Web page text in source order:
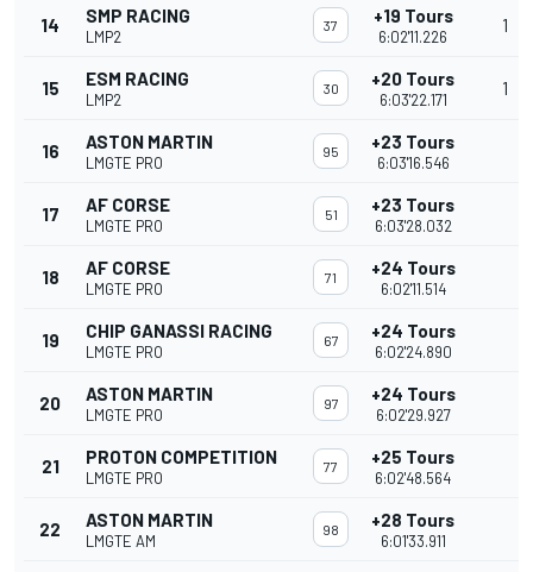
14 SMP RACING
LMP2
37 +19 Tours
6:02'11.226
1
15 ESM RACING
LMP2
30 +20 Tours
6:03'22.171
1
16 ASTON MARTIN
LMGTE PRO
95 +23 Tours
6:03'16.546
17 AF CORSE
LMGTE PRO
51 +23 Tours
6:03'28.032
18 AF CORSE
LMGTE PRO
71 +24 Tours
6:02'11.514
19 CHIP GANASSI RACING
LMGTE PRO
67 +24 Tours
6:02'24.890
20 ASTON MARTIN
LMGTE PRO
97 +24 Tours
6:02'29.927
21 PROTON COMPETITION
LMGTE PRO
77 +25 Tours
6:02'48.564
22 ASTON MARTIN
LMGTE AM
98 +28 Tours
6:01'33.911